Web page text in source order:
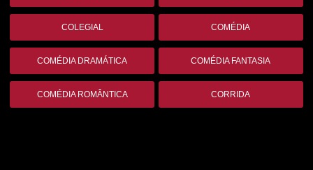
COLEGIAL COMÉDIA
COMÉDIA DRAMÁTICA COMÉDIA FANTASIA
COMÉDIA ROMÂNTICA CORRIDA